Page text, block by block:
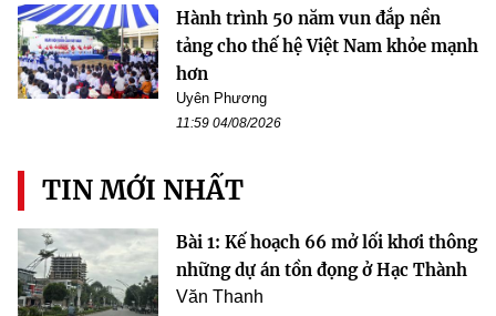
Hành trình 50 năm vun đắp nền
tảng cho thế hệ Việt Nam khỏe mạnh
hơn
Uyên Phương
11:59 04/08/2026
TIN MỚI NHẤT
Bài 1: Kế hoạch 66 mở lối khơi thông
những dự án tồn đọng ở Hạc Thành
Văn Thanh